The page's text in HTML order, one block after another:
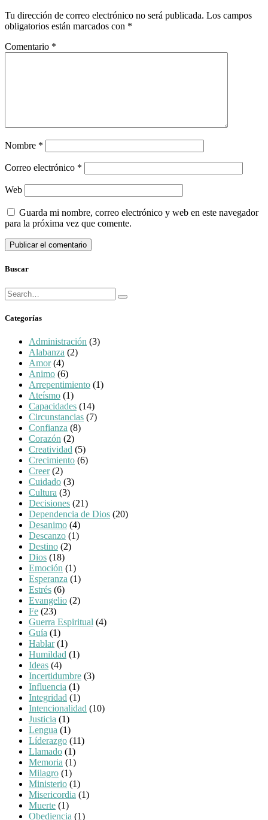
Tu dirección de correo electrónico no será publicada. Los campos
obligatorios están marcados con *
Comentario *
Nombre *
Correo electrónico *
Web
Guarda mi nombre, correo electrónico y web en este navegador
para la próxima vez que comente.
Buscar
Búsqueda
para:
Buscar
Categorías
Administración (3)
Alabanza (2)
Amor(4)
Animo (6)
Arrepentimiento (1)
Ateísmo (1)
Capacidades (14)
Circunstancias (7)
Confianza (8)
Corazón (2)
Creatividad (5)
Crecimiento (6)
Creer(2)
Cuidado (3)
Cultura (3)
Decisiones (21)
Dependencia de Dios (20)
Desanimo (4)
Descanzo (1)
Destino (2)
Dios (18)
Emoción (1)
Esperanza (1)
Estrés (6)
Evangelio (2)
Fe (23)
Guerra Espiritual (4)
Guía (1)
Hablar(1)
Humildad (1)
Ideas (4)
Incertidumbre (3)
Influencia (1)
Integridad (1)
Intencionalidad (10)
Justicia (1)
Lengua (1)
Líderazgo (11)
Llamado (1)
Memoria (1)
Milagro (1)
Ministerio (1)
Misericordia (1)
Muerte (1)
Obediencia (1)